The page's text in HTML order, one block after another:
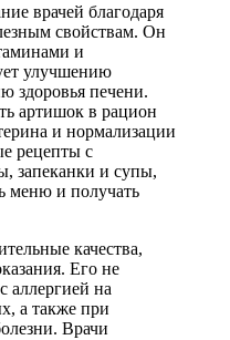
врачей благодаря
свойствам. Он
и
улучшению
здоровья печени.
артишок в рацион
и нормализации
рецепты с
запеканки и супы,
меню и получать
качества,
Его не
аллергией на
а также при
Врачи